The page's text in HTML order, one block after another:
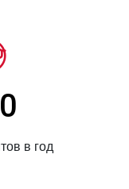
вариантов